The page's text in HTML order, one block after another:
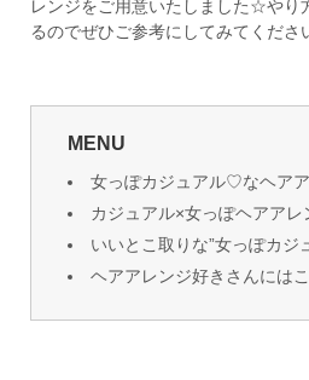
レンジをご用意いたしました☆やり
るのでぜひご参考にしてみてくださ
MENU
女っぽカジュアル♡なヘア
カジュアル×女っぽヘアア
いいとこ取りな”女っぽカ
ヘアアレンジ好きさんには